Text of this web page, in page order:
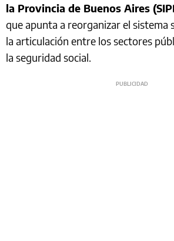
la Provincia de Buenos Aires
que apunta a reorganizar el sistema
la articulación entre los sectores
la seguridad social.